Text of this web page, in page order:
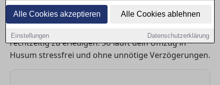
Alle Cookies akzeptieren Alle Cookies ablehnen
Einstellungen Datenschutzerklärung
mit sich – von der Adressänderung bis zur
Anmeldung neuer Verträge. Dieser Ratgeber hilft dir,
den Überblick zu behalten und alle wichtigen Schritte
rechtzeitig zu erledigen. So läuft dein Umzug in
Husum stressfrei und ohne unnötige Verzögerungen.